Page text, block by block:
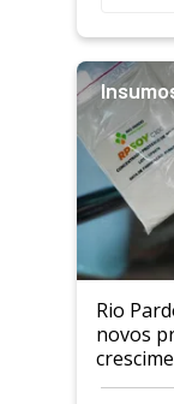
Rio
novos